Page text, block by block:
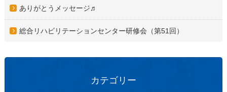
ありがとうメッセージ♬
総合リハビリテーションセンター研修会（第51回）
カテゴリー